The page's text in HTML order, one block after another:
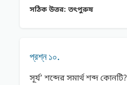
সঠিক উত্তর: তৎপুরুষ
প্রশ্ন ১০.
সূর্য’ শব্দের সমার্থ শব্দ কোনটি?